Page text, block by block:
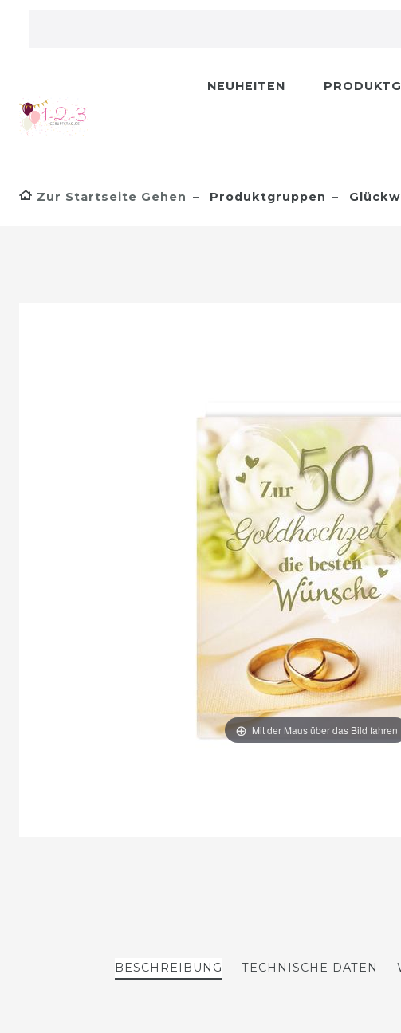
NEUHEITEN
Zur Startseite Gehen Produktgruppen
Mit der Maus über das Bild fahren
BESCHREIBUNG TECHNISCHE DATEN